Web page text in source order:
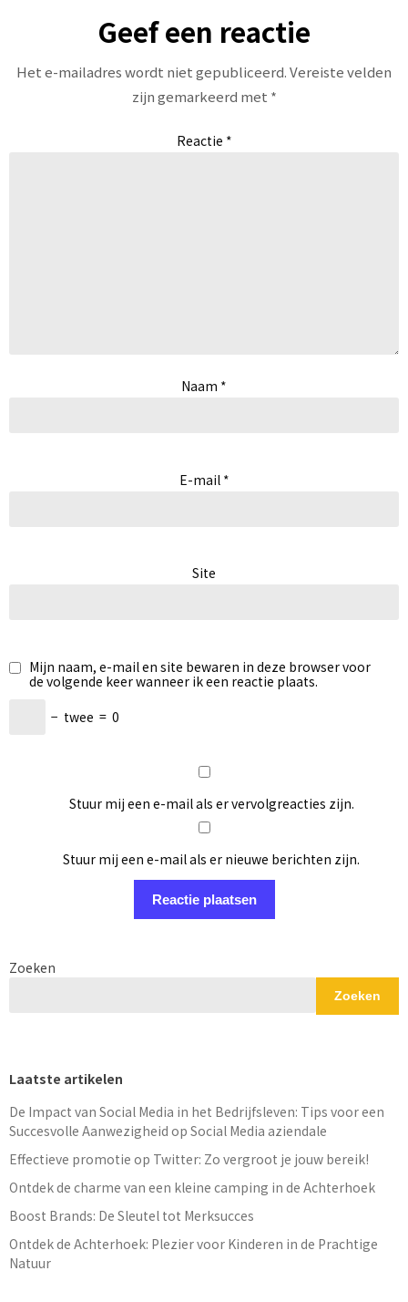
Geef een reactie
Het e-mailadres wordt niet gepubliceerd.Vereiste velden
zijn gemarkeerd met *
Reactie *
Naam *
E-mail *
Site
Mijn naam, e-mail en site bewaren in deze browser voor
de volgende keer wanneer ik een reactie plaats.
− twee = 0
Stuur mij een e-mail als er vervolgreacties zijn.
Stuur mij een e-mail als er nieuwe berichten zijn.
Zoeken
Zoeken
Laatste artikelen
De Impact van Social Media in het Bedrijfsleven: Tips voor een
Succesvolle Aanwezigheid op Social Media aziendale
Effectieve promotie op Twitter: Zo vergroot je jouw bereik!
Ontdek de charme van een kleine camping in de Achterhoek
Boost Brands: De Sleutel tot Merksucces
Ontdek de Achterhoek: Plezier voor Kinderen in de Prachtige
Natuur